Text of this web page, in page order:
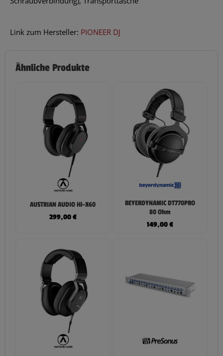
Link zum Hersteller: PIONEER DJ
Ähnliche Produkte
AUSTRIAN AUDIO Hi-X60
299,00€
BEYERDYNAMIC DT770PRO
80 Ohm
149,00€